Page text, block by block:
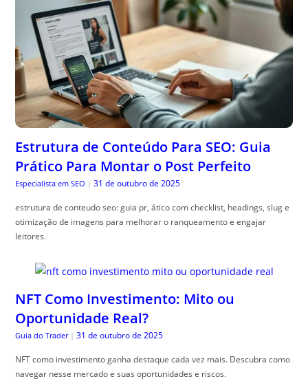
Estrutura de Conteúdo Para SEO: Guia
Prático Para Montar o Post Perfeito
Especialista em SEO | 31 de outubro de 2025
estrutura de conteudo seo: guia pr, ático com checklist, headings, slug e
otimização de imagens para melhorar o ranqueamento e engajar
leitores.
NFT Como Investimento: Mito ou
Oportunidade Real?
Guia do Trader | 31 de outubro de 2025
NFT como investimento ganha destaque cada vez mais. Descubra como
navegar nesse mercado e suas oportunidades e riscos.